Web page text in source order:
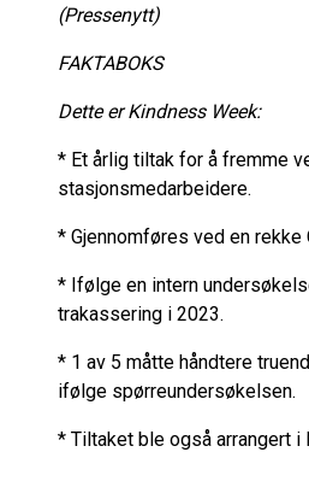
(Pressenytt)
FAKTABOKS
Dette er Kindness Week:
* Et årlig tiltak for å fremme
stasjonsmedarbeidere.
* Gjennomføres ved en rekke
* Ifølge en intern
trakassering i 2023.
* 1 av 5 måtte håndtere
ifølge spørreundersøkelsen.
* Tiltaket ble også arrangert i